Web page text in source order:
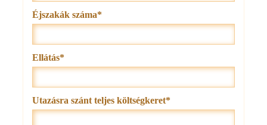
Éjszakák száma*
Ellátás*
Utazásra szánt teljes költségkeret*